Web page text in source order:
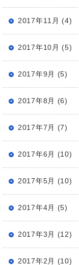
2017年11月 (4)
2017年10月 (5)
2017年9月 (5)
2017年8月 (6)
2017年7月 (7)
2017年6月 (10)
2017年5月 (10)
2017年4月 (5)
2017年3月 (12)
2017年2月 (10)